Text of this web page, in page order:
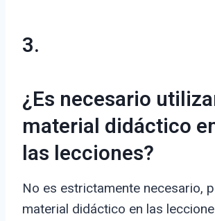
3.
¿Es necesario
material didáctico
las lecciones?
No es estrictamente necesario,
material didáctico en las